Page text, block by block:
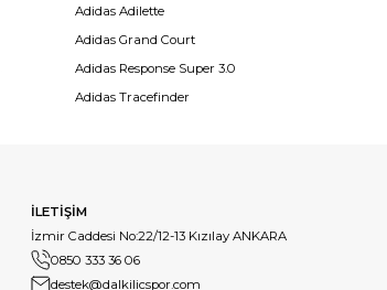
Adidas Adilette
Adidas Grand Court
Adidas Response Super 3.0
Adidas Tracefinder
İLETİŞİM
İzmir Caddesi No:22/12-13 Kızılay ANKARA
0850 333 36 06
destek@dalkilicspor.com